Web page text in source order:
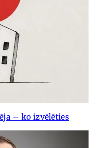
– ko izvēlēties